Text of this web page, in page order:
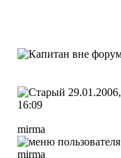
29.01.2006,
16:09
mirma